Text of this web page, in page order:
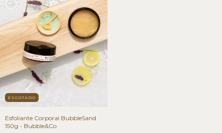
ESGOTADO
Esfoliante Corporal BubbleSand
150g - Bubble&Co